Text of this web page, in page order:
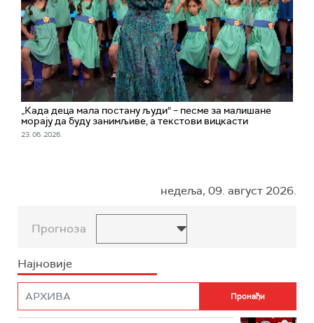
„Када деца мала постану људи“ – песме за малишане
морају да буду занимљиве, а текстови вицкасти
23. 06. 2026.
недеља, 09. август 2026.
Прогноза
Најновије